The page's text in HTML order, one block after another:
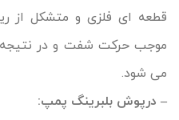
قطعه ای فلزی و متشکل از
موجب حرکت شفت و در
می شود.
– درپوش بلبرینگ پمپ: